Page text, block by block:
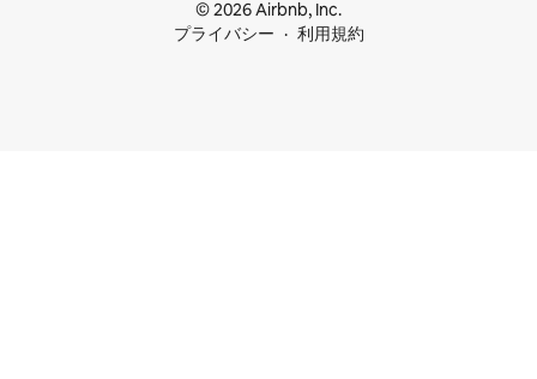
© 2026 Airbnb, Inc.
プライバシー
利用規約